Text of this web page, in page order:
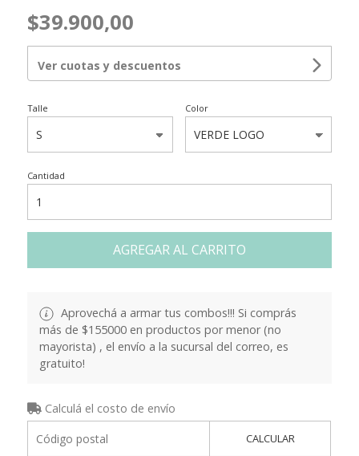
$39.900,00
Ver cuotas y descuentos
Talle Color
Cantidad
AGREGAR AL CARRITO
Aprovechá a armar tus combos!!! Si comprás
más de $155000 en productos por menor (no
mayorista) , el envío a la sucursal del correo, es
gratuito!
Calculá el costo de envío
CALCULAR